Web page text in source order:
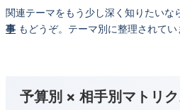
関連テーマをもう少し深く知りたいな
事 もどうぞ。テーマ別に整理されてい
予算別 × 相手別マトリ